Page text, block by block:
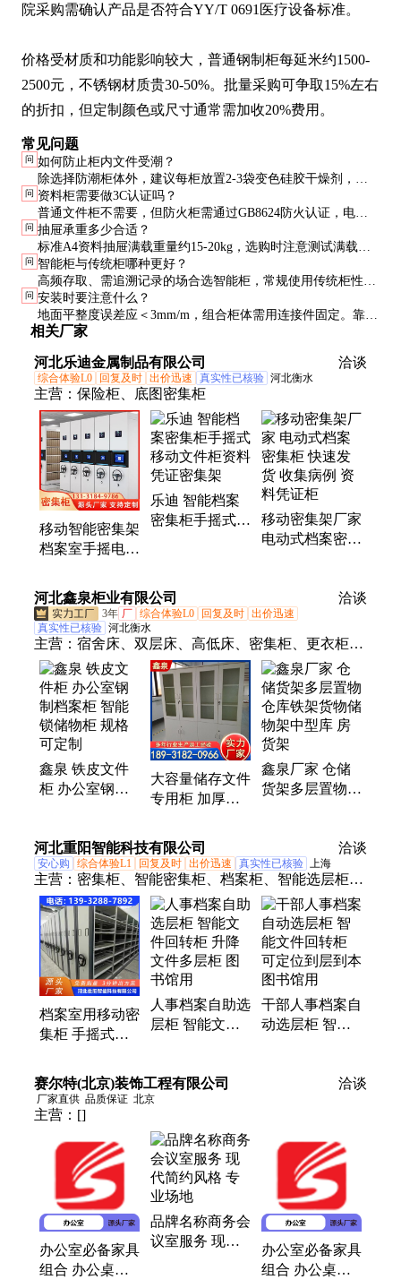
院采购需确认产品是否符合YY/T 0691医疗设备标准。
价格受材质和功能影响较大，普通钢制柜每延米约1500-
2500元，不锈钢材质贵30-50%。批量采购可争取15%左右
的折扣，但定制颜色或尺寸通常需加收20%费用。
常见问题
问 如何防止柜内文件受潮？
除选择防潮柜体外，建议每柜放置2-3袋变色硅胶干燥剂，湿
度超过50%时及时更换。重要文档可加装小型除湿机。
问 资料柜需要做3C认证吗？
普通文件柜不需要，但防火柜需通过GB8624防火认证，电子
智能柜需提供电子产品安全认证。
问 抽屉承重多少合适？
标准A4资料抽屉满载重量约15-20kg，选购时注意测试满载状
态下的抽拉顺畅度。
问 智能柜与传统柜哪种更好？
高频存取、需追溯记录的场合选智能柜，常规使用传统柜性价
比更高。关键看实际管理需求。
问 安装时要注意什么？
地面平整度误差应＜3mm/m，组合柜体需用连接件固定。靠墙
安装需留5cm以上散热空间。
相关厂家
河北乐迪金属制品有限公司 洽谈
综合体验L0 回复及时 出价迅速 真实性已核验 河北衡水
主营： 保险柜、底图密集柜
移动智能密集架
档案室手摇电动
文件柜财务凭证
柜
乐迪 智能档案
密集柜手摇式移
移动密集架厂家
电动式档案密集
河北鑫泉柜业有限公司 洽谈
3年 厂 综合体验L0 回复及时 出价迅速
真实性已核验 河北衡水
主营： 宿舍床、双层床、高低床、密集柜、更衣柜、
换衣柜、存包柜、保密柜、档案柜、文件柜、铁皮资
料柜、阅览室书架柜、资料档案凭证柜、图书架、铁
艺床、架子床、上下床、组合书架、图书馆书架、档
案密集架
鑫泉 铁皮文件
柜 办公室钢制
定制
大容量储存文件
专用柜 加厚钢
资料档案凭证柜
鑫泉厂家 仓储
货架多层置物仓
河北重阳智能科技有限公司 洽谈
安心购 综合体验L1 回复及时 出价迅速 真实性已核验 上海
主营： 密集柜、智能密集柜、档案柜、智能选层柜、
密集架、智能密集架、钢制货架
档案室用移动密
集柜 手摇式档
档案柜 重阳
人事档案自助选
层柜 智能文件
馆用
干部人事档案自
动选层柜 智能
赛尔特(北京)装饰工程有限公司 洽谈
厂家直供 品质保证 北京
主营： []
办公室必备家具
组合 办公桌椅
品牌名称商务会
议室服务 现代
办公室必备家具
组合 办公桌椅